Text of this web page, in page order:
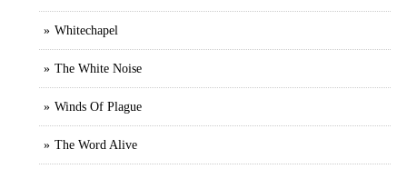
Whitechapel
The White Noise
Winds Of Plague
The Word Alive